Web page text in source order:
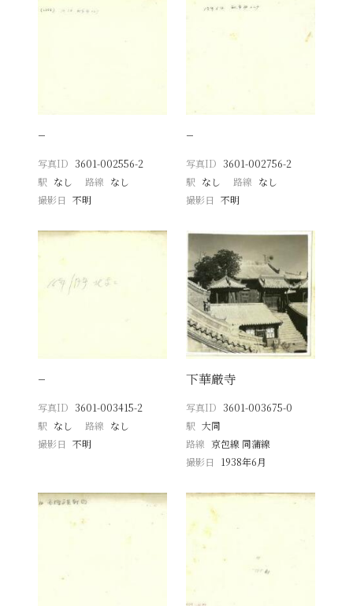
−
写真ID 3601-002556-2
駅 なし 路線 なし
撮影日
不明
−
写真ID 3601-002756-2
駅 なし 路線 なし
撮影日 不明
−
写真ID 3601-003415-2
駅 なし 路線 なし
撮影日
不明
下華厳寺
写真ID 3601-003675-0
駅 大同
路線 京包線 同蒲線
撮影日
1938年6月